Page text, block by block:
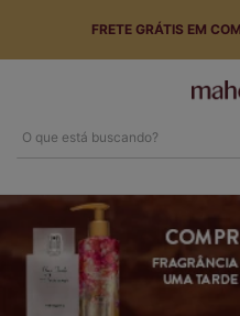
FRETE GRÁTIS EM
O que está buscando?
perfume
hidratante